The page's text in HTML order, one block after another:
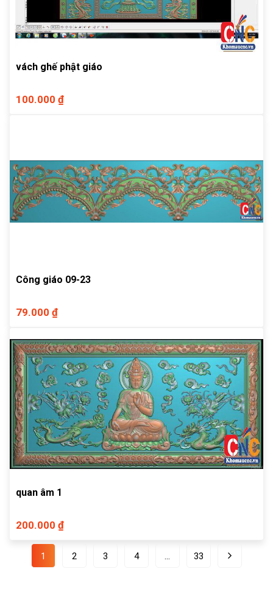
vách ghế phật giáo
100.000 ₫
Công giáo 09-23
79.000 ₫
quan âm 1
200.000 ₫
1 2 3 4 … 33